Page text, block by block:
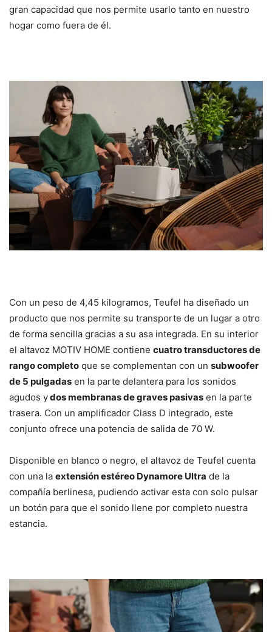
gran capacidad que nos permite usarlo tanto en nuestro
hogar como fuera de él.
Con un peso de 4,45 kilogramos, Teufel ha diseñado un
producto que nos permite su transporte de un lugar a otro
de forma sencilla gracias a su asa integrada. En su interior
el altavoz MOTIV HOME contiene cuatro transductores de
rango completo que se complementan con un subwoofer
de 5 pulgadas en la parte delantera para los sonidos
agudos ydos membranas de graves pasivas en la parte
trasera. Con un amplificador Class D integrado, este
conjunto ofrece una potencia de salida de 70 W.
Disponible en blanco o negro, el altavoz de Teufel cuenta
con una la extensión estéreo Dynamore Ultra de la
compañía berlinesa, pudiendo activar esta con solo pulsar
un botón para que el sonido llene por completo nuestra
estancia.